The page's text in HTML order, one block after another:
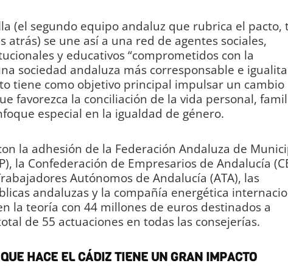
(el segundo equipo andaluz que rubrica el pacto,
atrás) se une así a una red de agentes sociales,
y educativos “comprometidos con la
sociedad andaluza más corresponsable e
tiene como objetivo principal impulsar un cambio
favorezca la conciliación de la vida personal,
especial en la igualdad de género.
la adhesión de la Federación Andaluza de
la Confederación de Empresarios de Andalucía
Autónomos de Andalucía (ATA), las
andaluzas y la compañía energética
la teoría con 44 millones de euros destinados a
de 55 actuaciones en todas las consejerías.
HACE EL CÁDIZ TIENE UN GRAN IMPACTO